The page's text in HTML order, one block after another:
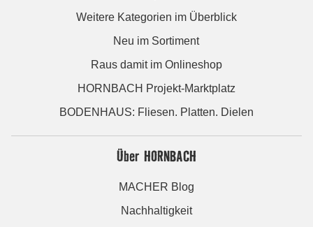
Weitere Kategorien im Überblick
Neu im Sortiment
Raus damit im Onlineshop
HORNBACH Projekt-Marktplatz
BODENHAUS: Fliesen. Platten. Dielen
Über HORNBACH
MACHER Blog
Nachhaltigkeit